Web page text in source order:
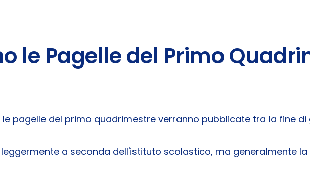
le Pagelle del Primo
pagelle del primo quadrimestre verranno pubblicate tra la fine
a seconda dell'istituto scolastico, ma generalmente